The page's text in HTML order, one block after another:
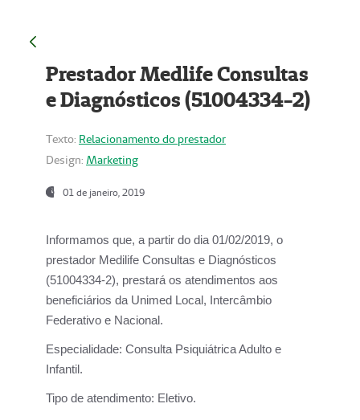
Prestador Medlife Consultas
e Diagnósticos (51004334-2)
Texto: Relacionamento do prestador
Design: Marketing
01 de janeiro, 2019
Informamos que, a partir do dia 01/02/2019, o
prestador Medilife Consultas e Diagnósticos
(51004334-2), prestará os atendimentos aos
beneficiários da Unimed Local, Intercâmbio
Federativo e Nacional.
Especialidade: Consulta Psiquiátrica Adulto e
Infantil.
Tipo de atendimento: Eletivo.